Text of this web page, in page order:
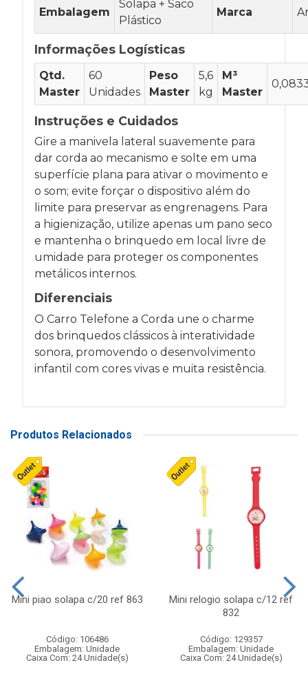
Embalagem
Solapa + Saco
Plástico
Marca
Informações Logísticas
Qtd.
Master
60
Unidades
Peso
Master
5,6
kg
M³
Master
Instruções e Cuidados
Gire a manivela lateral suavemente para
dar corda ao mecanismo e solte em uma
superfície plana para ativar o movimento e
o som; evite forçar o dispositivo além do
limite para preservar as engrenagens. Para
a higienização, utilize apenas um pano seco
e mantenha o brinquedo em local livre de
umidade para proteger os componentes
metálicos internos.
Diferenciais
O Carro Telefone a Corda une o charme
dos brinquedos clássicos à interatividade
sonora, promovendo o desenvolvimento
infantil com cores vivas e muita resistência.
Produtos Relacionados
Mini piao solapa c/20 ref 863
Código: 106486
Embalagem: Unidade
Caixa Com: 24 Unidade(s)
Mini relogio solapa c/12 ref
832
Código: 129357
Embalagem: Unidade
Caixa Com: 24 Unidade(s)